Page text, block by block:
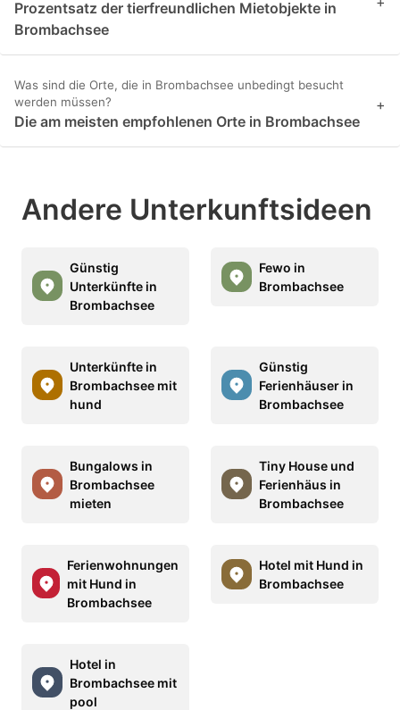
Prozentsatz der tierfreundlichen Mietobjekte in
Brombachsee
Was sind die Orte, die in Brombachsee unbedingt besucht
werden müssen?
Die am meisten empfohlenen Orte in Brombachsee
+
Andere Unterkunftsideen
Günstig
Unterkünfte in
Brombachsee
Fewo in
Brombachsee
Unterkünfte in
Brombachsee mit
hund
Günstig
Ferienhäuser in
Brombachsee
Bungalows in
Brombachsee
mieten
Tiny House und
Ferienhäus in
Brombachsee
Ferienwohnungen
mit Hund in
Brombachsee
Hotel mit Hund in
Brombachsee
Hotel in
Brombachsee mit
pool